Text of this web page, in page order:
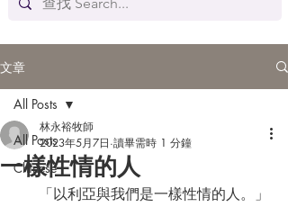
文章
All Posts
Chinese
All Posts
一樣性情的人
林永裕牧師
2023年5月7日 讀畢需時 1 分鐘